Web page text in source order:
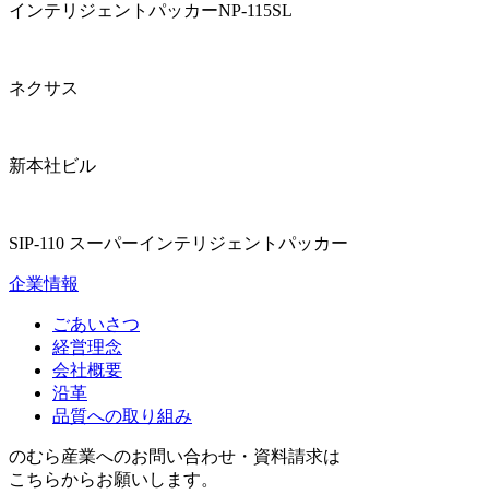
インテリジェントパッカーNP-115SL
ネクサス
新本社ビル
SIP-110 スーパーインテリジェントパッカー
企業情報
ごあいさつ
経営理念
会社概要
沿革
品質への取り組み
のむら産業へのお問い合わせ・資料請求は
こちらからお願いします。